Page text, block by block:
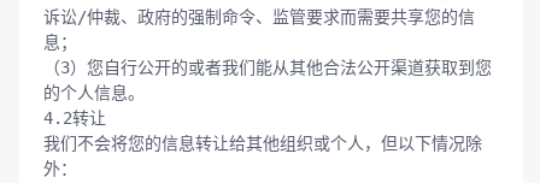
诉讼/仲裁、政府的强制命令、监管要求而需要共享您的信
息；
（3）您自行公开的或者我们能从其他合法公开渠道获取到您
的个人信息。
4.2转让
我们不会将您的信息转让给其他组织或个人，但以下情况除
外：